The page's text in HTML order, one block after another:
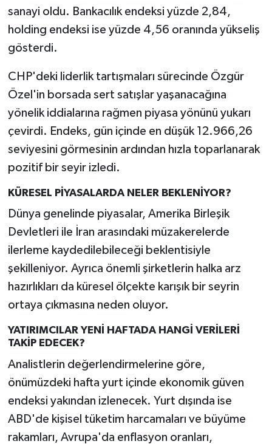
sanayi oldu. Bankacılık endeksi yüzde 2,84,
holding endeksi ise yüzde 4,56 oranında yükseliş
gösterdi.
CHP'deki liderlik tartışmaları sürecinde Özgür
Özel'in borsada sert satışlar yaşanacağına
yönelik iddialarına rağmen piyasa yönünü yukarı
çevirdi. Endeks, gün içinde en düşük 12.966,26
seviyesini görmesinin ardından hızla toparlanarak
pozitif bir seyir izledi.
KÜRESEL PİYASALARDA NELER BEKLENİYOR?
Dünya genelinde piyasalar, Amerika Birleşik
Devletleri ile İran arasındaki müzakerelerde
ilerleme kaydedilebileceği beklentisiyle
şekilleniyor. Ayrıca önemli şirketlerin halka arz
hazırlıkları da küresel ölçekte karışık bir seyrin
ortaya çıkmasına neden oluyor.
YATIRIMCILAR YENİ HAFTADA HANGİ VERİLERİ
TAKİP EDECEK?
Analistlerin değerlendirmelerine göre,
önümüzdeki hafta yurt içinde ekonomik güven
endeksi yakından izlenecek. Yurt dışında ise
ABD'de kişisel tüketim harcamaları ve büyüme
rakamları, Avrupa'da enflasyon oranları,